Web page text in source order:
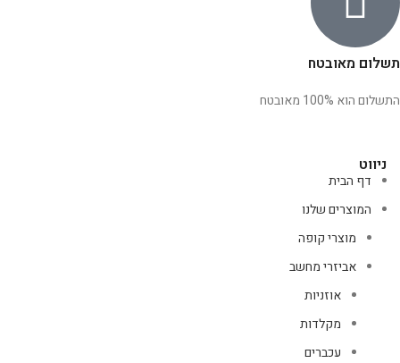
תשלום מאובטח
התשלום הוא 100% מאובטח
ניווט
דף הבית
המוצרים שלנו
מוצרי קופה
אביזרי מחשב
אוזניות
מקלדות
עכברים